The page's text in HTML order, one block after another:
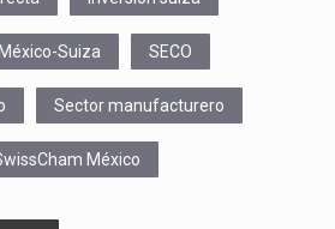
Suiza SECO
Sector manufacturero
México